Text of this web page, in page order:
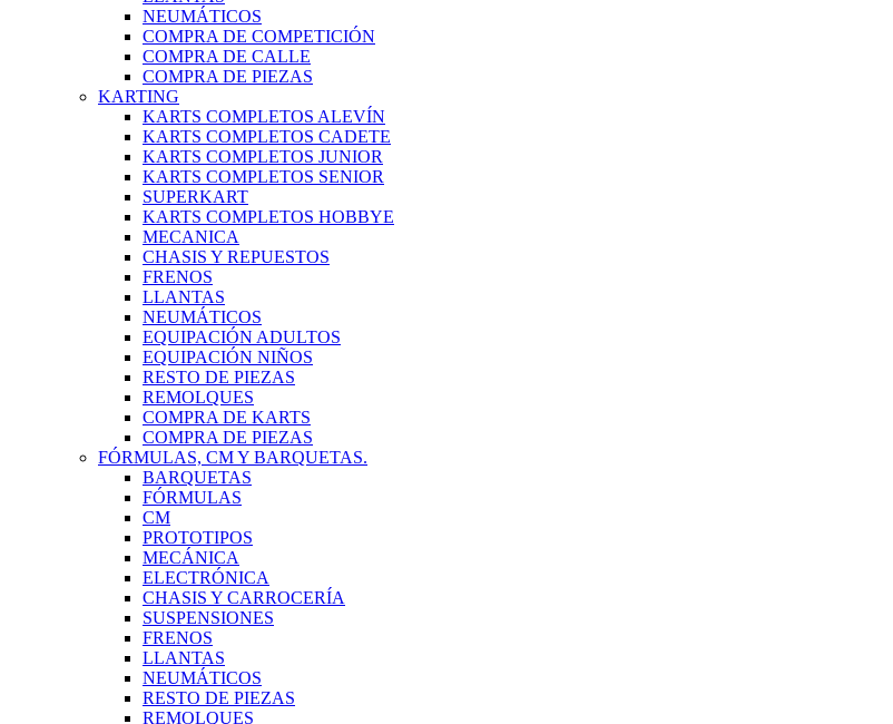
NEUMÁTICOS
COMPRA DE COMPETICIÓN
COMPRA DE CALLE
COMPRA DE PIEZAS
KARTING
KARTS COMPLETOS ALEVÍN
KARTS COMPLETOS CADETE
KARTS COMPLETOS JUNIOR
KARTS COMPLETOS SENIOR
SUPERKART
KARTS COMPLETOS HOBBYE
MECANICA
CHASIS Y REPUESTOS
FRENOS
LLANTAS
NEUMÁTICOS
EQUIPACIÓN ADULTOS
EQUIPACIÓN NIÑOS
RESTO DE PIEZAS
REMOLQUES
COMPRA DE KARTS
COMPRA DE PIEZAS
FÓRMULAS, CM Y BARQUETAS.
BARQUETAS
FÓRMULAS
CM
PROTOTIPOS
MECÁNICA
ELECTRÓNICA
CHASIS Y CARROCERÍA
SUSPENSIONES
FRENOS
LLANTAS
NEUMÁTICOS
RESTO DE PIEZAS
REMOLQUES